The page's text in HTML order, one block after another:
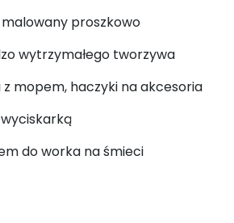
proszkowo
wytrzymałego tworzywa
mopem, haczyki na akcesoria
do worka na śmieci